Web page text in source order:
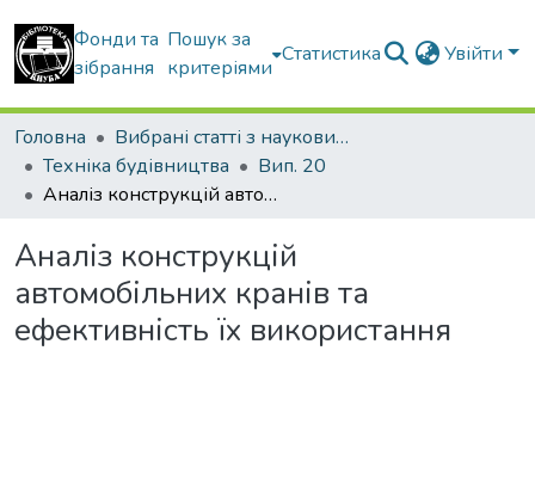
Фонди та
зібрання
Пошук за
критеріями
Статистика Увійти
Головна
Вибрані статті з наукових збірників КНУБА
Техніка будівництва
Вип. 20
Аналіз конструкцій автомобільних кранів та ефективність їх використання
Аналіз конструкцій
автомобільних кранів та
ефективність їх використання